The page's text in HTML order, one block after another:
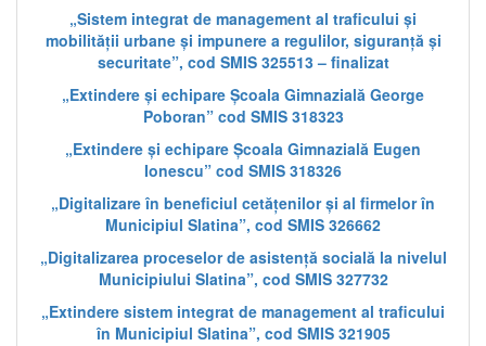
„Sistem integrat de management al traficului și
mobilității urbane și impunere a regulilor, siguranță și
securitate”, cod SMIS 325513 – finalizat
„Extindere și echipare Școala Gimnazială George
Poboran” cod SMIS 318323
„Extindere și echipare Școala Gimnazială Eugen
Ionescu” cod SMIS 318326
„Digitalizare în beneficiul cetățenilor și al firmelor în
Municipiul Slatina”, cod SMIS 326662
„Digitalizarea proceselor de asistență socială la nivelul
Municipiului Slatina”, cod SMIS 327732
„Extindere sistem integrat de management al traficului
în Municipiul Slatina”, cod SMIS 321905